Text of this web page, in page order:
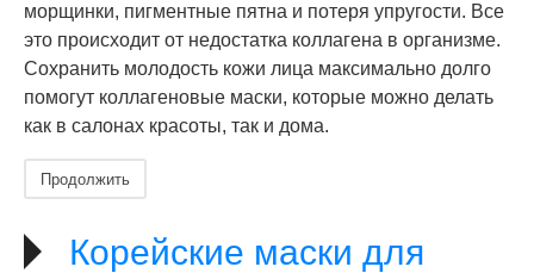
морщинки, пигментные пятна и потеря упругости. Все
это происходит от недостатка коллагена в организме.
Сохранить молодость кожи лица максимально долго
помогут коллагеновые маски, которые можно делать
как в салонах красоты, так и дома.
Продолжить
Корейские маски для